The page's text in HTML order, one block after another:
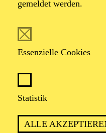
gemeldet werden.
Essenzielle Cookies
Statistik
ALLE
Bernhard Schneider